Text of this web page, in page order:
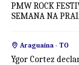
PMW ROCK
SEMANA NA
Araguaína - TO
Ygor Cortez